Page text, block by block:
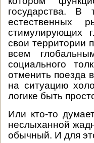
государства.
естественных
стимулирующих
свои территории
всем
социального
отменить поезда
на ситуацию
логике быть
Или кто-то
неслыханной
обычный. И для